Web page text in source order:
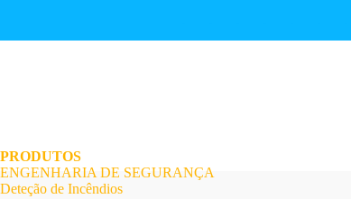
PRODUTOS
ENGENHARIA DE SEGURANÇA
Deteção de Incêndios